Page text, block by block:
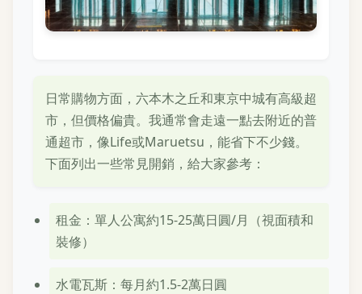
日常購物方面，六本木之丘和東京中城有高級超
市，但價格偏貴。我通常會走遠一點去附近的普
通超市，像Life或Maruetsu，能省下不少錢。
下面列出一些常見開銷，給大家參考：
租金：單人公寓約15-25萬日圓/月（視面積和
裝修）
水電瓦斯：每月約1.5-2萬日圓